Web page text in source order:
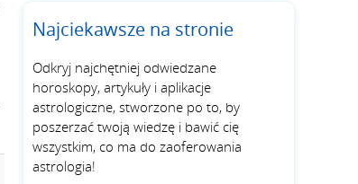
Najciekawsze na stronie
Odkryj najchętniej odwiedzane
horoskopy, artykuły i aplikacje
astrologiczne, stworzone po to, by
poszerzać twoją wiedzę i bawić cię
wszystkim, co ma do zaoferowania
astrologia!